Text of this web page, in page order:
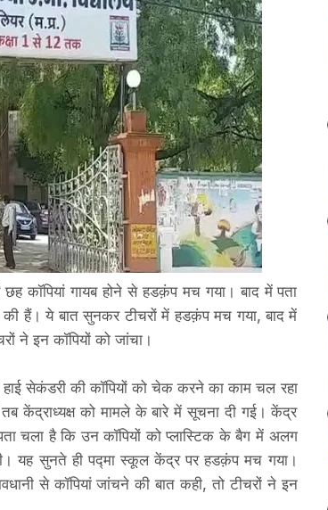
कॉपियां गायब होने से हडक़ंप मच गया। बाद में पता
की हैं। ये बात सुनकर टीचरों में हडक़ंप मच गया, बाद में
ने इन कॉपियों को जांचा।
सेकंडरी की कॉपियों को चेक करने का काम चल रहा
केंद्राध्यक्ष को मामले के बारे में सूचना दी गई। केंद्र
चला है कि उन कॉपियों को प्लास्टिक के बैग में अलग
यह सुनते ही पद्मा स्कूल केंद्र पर हडक़ंप मच गया।
से कॉपियां जांचने की बात कही, तो टीचरों ने इन